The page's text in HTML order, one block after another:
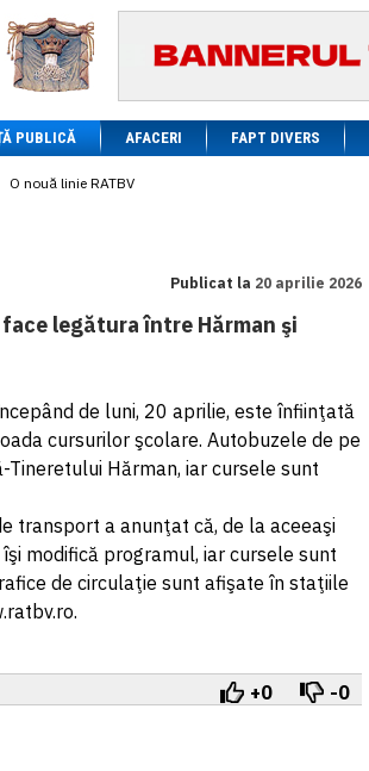
= 5.8304 RON
1 XAU= 464.4611 RON
1 AED= 1.1933 RON
1 AUD= 2.7957 RON
1 BGN= 2.5449 RON
1 CAD= 3.1559 RON
1 CHF= 5.2813 RON
1 CNY= 0.6015 RON
1 KRW = 0.3047 RON
1 NZD= 2.6097 RON
1 PLN = 1.1646 RON
1 RSD
= 0.0425 RON
1 RUB = 0.0530 RON
1 TRY= 0.1141 RON
1 UAH
= 0.1048 RON
1 XDR= 5.9383 RON
1 ZAR = 0.2318 RON
PUBLICĂ AFACERI FAPT DIVERS
O nouă linie RATBV
Publicat la 20 aprilie 2026
legătura între Hărman şi
de luni, 20 aprilie, este înfiinţată
cursurilor şcolare. Autobuzele de pe
Hărman, iar cursele sunt
transport a anunţat că, de la aceeaşi
modifică programul, iar cursele sunt
de circulaţie sunt afişate în staţiile
+0 -0